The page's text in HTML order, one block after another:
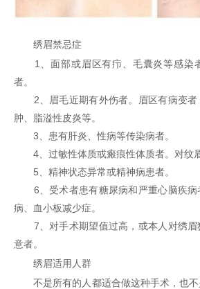
绣眉禁忌症
1、面部或眉区有疖、毛囊炎等感染
者。
2、眉毛近期有外伤者。眉区有病变者
肿、脂溢性皮炎等。
3、患有肝炎、性病等传染病者。
4、过敏性体质或瘢痕性体质者。对纹眉
5、精神状态异常或精神病患者。
6、受术者患有糖尿病和严重心脑疾病
病、血小板减少症。
7、对手术期望值过高，或本人对绣眉
意者。
绣眉适用人群
不是所有的人都适合做这种手术，也不